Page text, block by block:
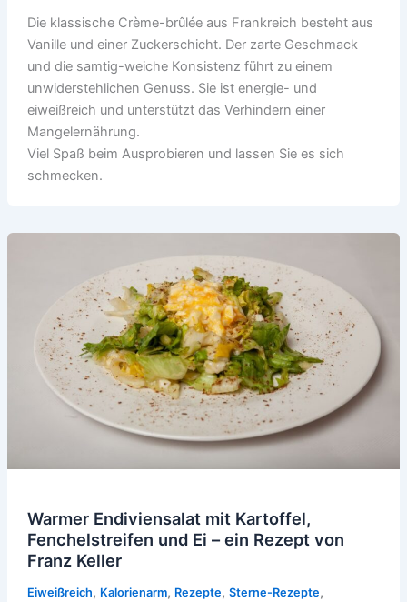
Die klassische Crème-brûlée aus Frankreich besteht aus
Vanille und einer Zuckerschicht. Der zarte Geschmack
und die samtig-weiche Konsistenz führt zu einem
unwiderstehlichen Genuss. Sie ist energie- und
eiweißreich und unterstützt das Verhindern einer
Mangelernährung.
Viel Spaß beim Ausprobieren und lassen Sie es sich
schmecken.
Warmer Endiviensalat mit Kartoffel,
Fenchelstreifen und Ei – ein Rezept von
Franz Keller
Eiweißreich, Kalorienarm, Rezepte, Sterne-Rezepte,